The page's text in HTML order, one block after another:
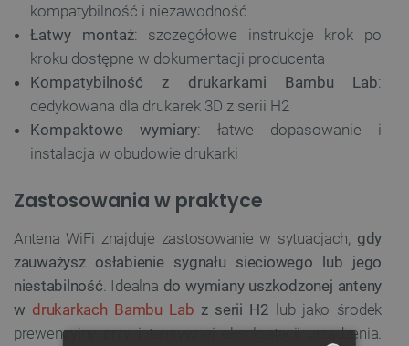
kompatybilność i niezawodność
Łatwy montaż: szczegółowe instrukcje krok po
kroku dostępne w dokumentacji producenta
Kompatybilność z drukarkami Bambu Lab:
dedykowana dla drukarek 3D z serii H2
Kompaktowe wymiary: łatwe dopasowanie i
instalacja w obudowie drukarki
Zastosowania w praktyce
Antena WiFi znajduje zastosowanie w sytuacjach, gdy
zauważysz osłabienie sygnału sieciowego lub jego
niestabilność . Idealna do wymiany uszkodzonej anteny
w drukarkach Bambu Lab z serii H2 lub jako środek
prewencyjny przy intensywnej eksploatacji urządzenia.